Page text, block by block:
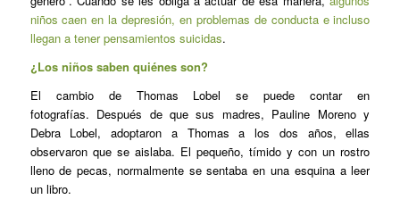
niños caen en la depresión, en problemas de conducta e incluso
llegan a tener pensamientos suicidas.
¿Los niños saben quiénes son?
El cambio de Thomas Lobel se puede contar en
fotografías. Después de que sus madres, Pauline Moreno y
Debra Lobel, adoptaron a Thomas a los dos años, ellas
observaron que se aislaba. El pequeño, tímido y con un rostro
lleno de pecas, normalmente se sentaba en una esquina a leer
un libro.